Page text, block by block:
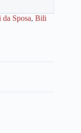
Sposa, Bili